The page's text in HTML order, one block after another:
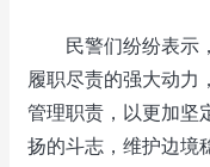
民警们纷纷表示，
履职尽责的强大动力
管理职责，以更加坚
扬的斗志，维护边境